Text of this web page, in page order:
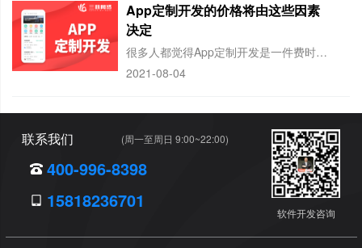
App定制开发的价格将由这些因素
决定
很多人都觉得App定制开发是一件费时费力的事情，不仅如此，很多人对于app定制开
2021-08-04
联系我们 (周一至周日 9:00~22:00)
400-996-8398
15818236701
软件开发咨询